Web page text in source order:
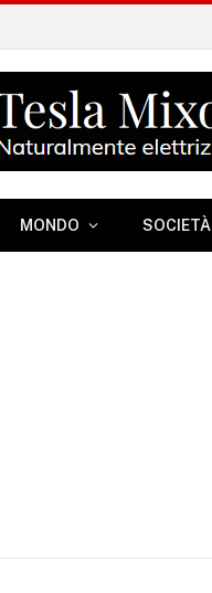
MONDO SOCIETÀ